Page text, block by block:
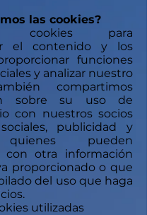
las cookies?
cookies para
el contenido y los
funciones
y analizar nuestro
compartimos
sobre su uso de
con nuestros socios
publicidad y
quienes pueden
con otra información
proporcionado o que
del uso que haga
utilizadas